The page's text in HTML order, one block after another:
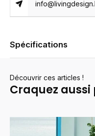
Spécifications
Découvrir ces articles !
Craquez aussi